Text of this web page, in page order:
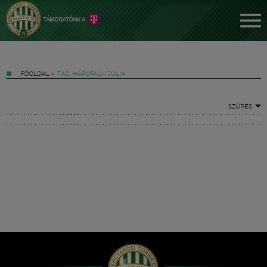
FŐOLDAL » TAG: HÁRSFALVI JÚLIA
SZŰRÉS
Hírek